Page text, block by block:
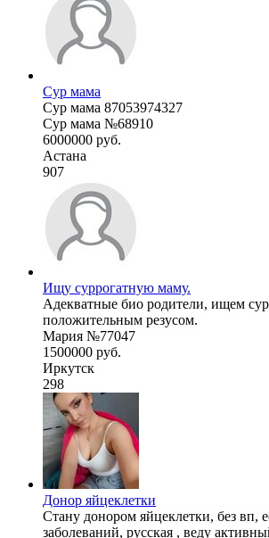
Сур мама
Сур мама 87053974327
Сур мама №68910
6000000 руб.
Астана
907
Ищу суррогатную маму.
Адекватные био родители, ищем
положительным резусом.
Мария №77047
1500000 руб.
Иркутск
298
Донор яйцеклетки
Стану донором яйцеклетки, без вп,
заболеваний, русская , веду